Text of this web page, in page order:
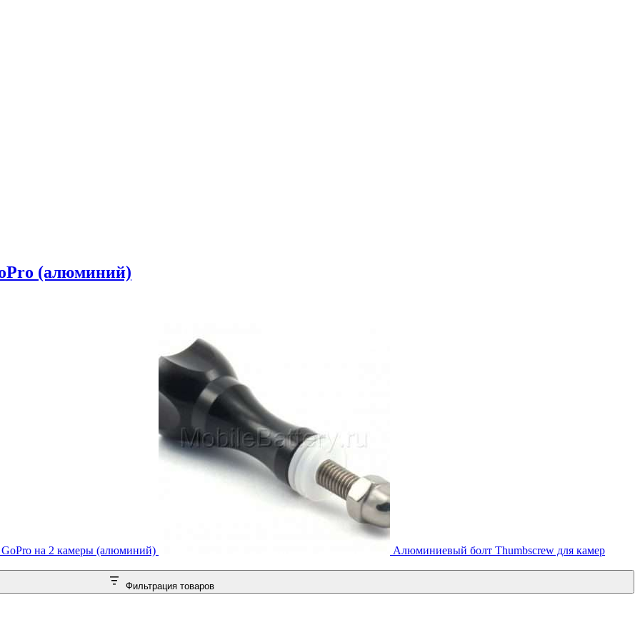
(алюминий)
на 2 камеры (алюминий) Алюминиевый болт Thumbscrew для камер
Фильтрация товаров